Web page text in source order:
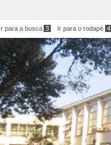
Ir para a busca 3 Ir para o rodapé 4